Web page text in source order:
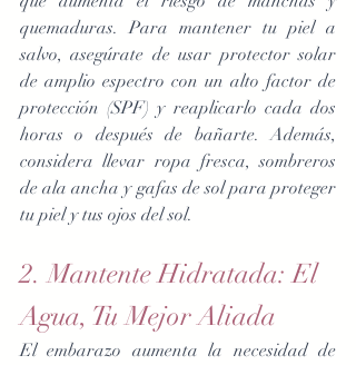
quemaduras. Para mantener tu piel a
salvo, asegúrate de usar protector solar
de amplio espectro con un alto factor de
protección (SPF) y reaplicarlo cada dos
horas o después de bañarte. Además,
considera llevar ropa fresca, sombreros
de ala ancha y gafas de sol para proteger
tu piel y tus ojos del sol.
2. Mantente Hidratada: El
Agua, Tu Mejor Aliada
El embarazo aumenta la necesidad de